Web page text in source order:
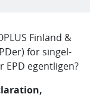
Finland &
för singel-
egentligen?